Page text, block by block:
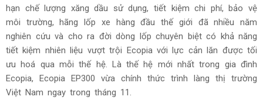
hạn chế lượng xăng dầu sử dụng, tiết kiệm chi phí, bảo vệ
môi trường, hãng lốp xe hàng đầu thế giới đã nhiều năm
nghiên cứu và cho ra đời dòng lốp chuyên biệt có khả năng
tiết kiệm nhiên liệu vượt trội Ecopia với lực cản lăn được tối
ưu hoá qua mỗi thế hệ. Là thế hệ mới nhất trong gia đình
Ecopia, Ecopia EP300 vừa chính thức trình làng thị trường
Việt Nam ngay trong tháng 11.
Tỉnh / thành phố